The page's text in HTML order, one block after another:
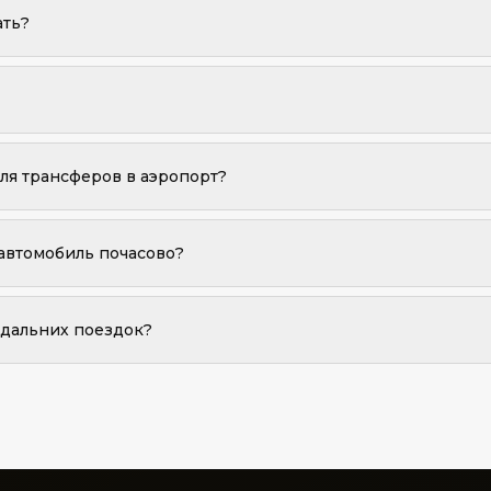
может быть назначен аналогичный автомобиль эквивалентного
в Стандартном седане.
чемоданов. Для большего количества багажа рекомендуем
трансферов в аэропорт?
ваш рейс и будет готов к вашему прибытию.
почасово?
почасовой аренды с шофером.
поездок?